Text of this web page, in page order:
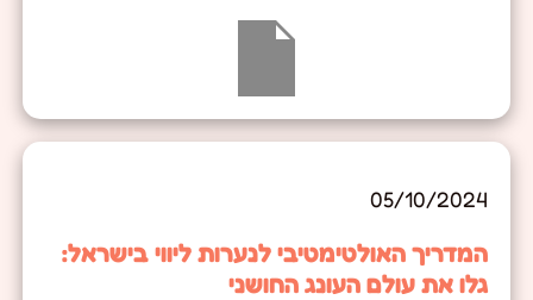
05/10/2024
המדריך האולטימטיבי לנערות ליווי בישראל:
גלו את עולם העונג החושני